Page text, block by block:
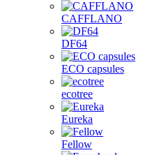
CAFFLANO
DF64
ECO capsules
ecotree
Eureka
Fellow